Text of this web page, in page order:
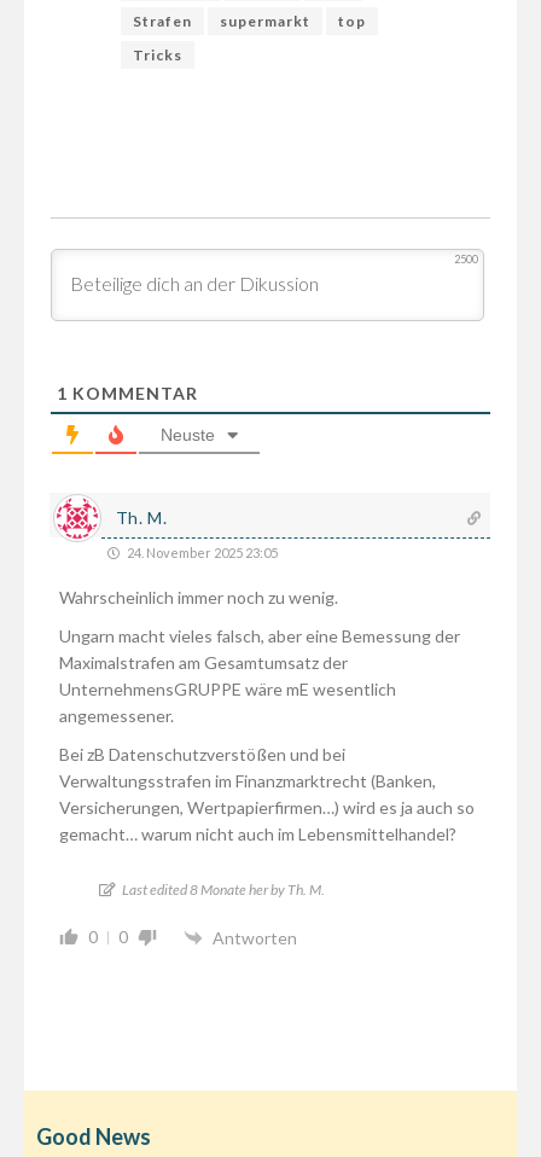
Strafen
supermarkt
top
Tricks
2500
1 KOMMENTAR
Neuste
Th. M.
24. November 2025 23:05
Wahrscheinlich immer noch zu wenig.
Ungarn macht vieles falsch, aber eine Bemessung der
Maximalstrafen am Gesamtumsatz der
UnternehmensGRUPPE wäre mE wesentlich
angemessener.
Bei zB Datenschutzverstößen und bei
Verwaltungsstrafen im Finanzmarktrecht (Banken,
Versicherungen, Wertpapierfirmen…) wird es ja auch so
gemacht… warum nicht auch im Lebensmittelhandel?
Last edited 8 Monate her by Th. M.
0 0 Antworten
Good News